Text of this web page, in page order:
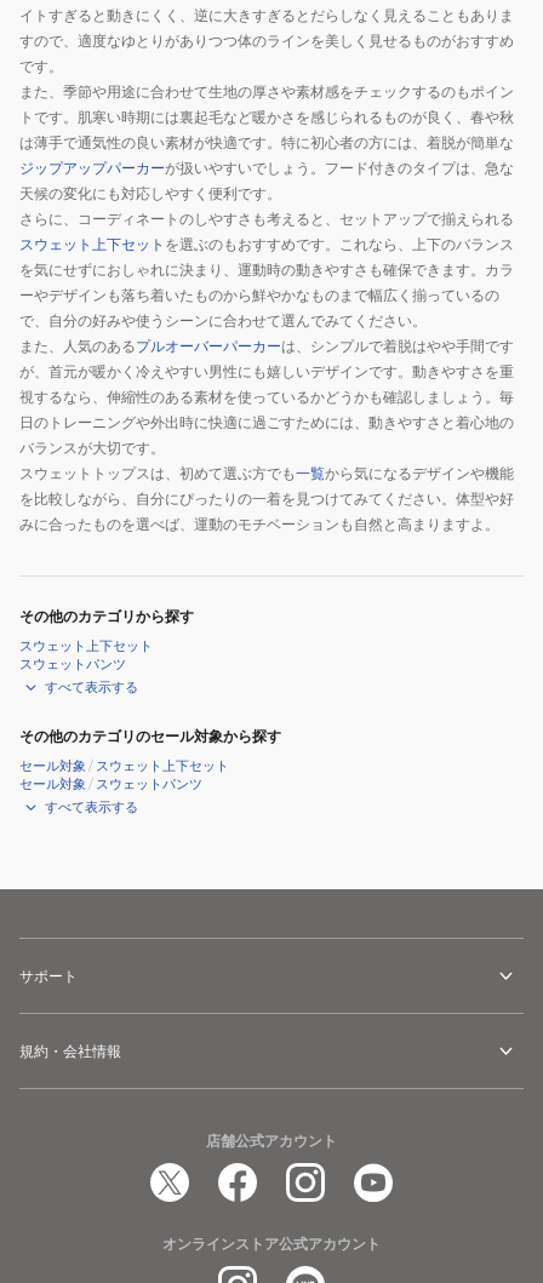
イトすぎると動きにくく、逆に大きすぎるとだらしなく見えることもありま
すので、適度なゆとりがありつつ体のラインを美しく見せるものがおすすめ
です。
また、季節や用途に合わせて生地の厚さや素材感をチェックするのもポイン
トです。肌寒い時期には裏起毛など暖かさを感じられるものが良く、春や秋
は薄手で通気性の良い素材が快適です。特に初心者の方には、着脱が簡単な
ジップアップパーカーが扱いやすいでしょう。フード付きのタイプは、急な
天候の変化にも対応しやすく便利です。
さらに、コーディネートのしやすさも考えると、セットアップで揃えられる
スウェット上下セット を選ぶのもおすすめです。これなら、上下のバランス
を気にせずにおしゃれに決まり、運動時の動きやすさも確保できます。カラ
ーやデザインも落ち着いたものから鮮やかなものまで幅広く揃っているの
で、自分の好みや使うシーンに合わせて選んでみてください。
また、人気のあるプルオーバーパーカーは、シンプルで着脱はやや手間です
が、首元が暖かく冷えやすい男性にも嬉しいデザインです。動きやすさを重
視するなら、伸縮性のある素材を使っているかどうかも確認しましょう。毎
日のトレーニングや外出時に快適に過ごすためには、動きやすさと着心地の
バランスが大切です。
スウェットトップスは、初めて選ぶ方でも一覧から気になるデザインや機能
を比較しながら、自分にぴったりの一着を見つけてみてください。体型や好
みに合ったものを選べば、運動のモチベーションも自然と高まりますよ。
その他のカテゴリから探す
スウェット上下セット
スウェットパンツ
すべて表示する
その他のカテゴリのセール対象から探す
セール対象 / スウェット上下セット
セール対象 / スウェットパンツ
すべて表示する
サポート
規約・会社情報
店舗公式アカウント
オンラインストア公式アカウント